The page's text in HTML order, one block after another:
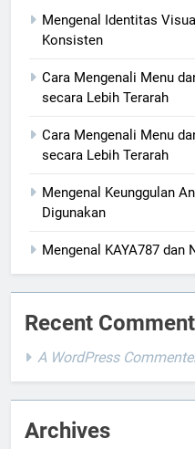
Mengenal Identitas
Konsisten
Cara Mengenali Menu
secara Lebih Terarah
Cara Mengenali Menu
secara Lebih Terarah
Mengenal Keunggulan
Digunakan
Mengenal KAYA787 dan
Recent
A WordPress
Archives